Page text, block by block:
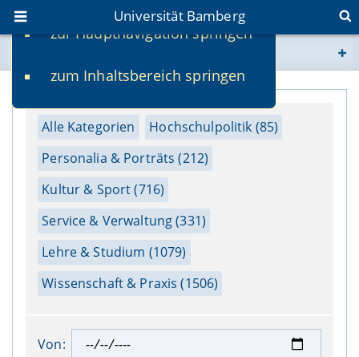
zur Hauptnavigation springen
zum Inhaltsbereich springen
Universität Bamberg
www.uni-bamberg.de
univis.uni-bamberg.de
fis.uni-bamberg.de
Alle Kategorien
Hochschulpolitik (85)
Personalia & Porträts (212)
Kultur & Sport (716)
Service & Verwaltung (331)
Lehre & Studium (1079)
Wissenschaft & Praxis (1506)
Von: